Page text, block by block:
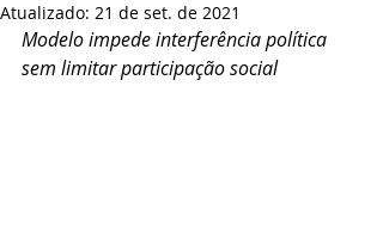
Atualizado: 21 de set. de 2021
Modelo impede interferência política
sem limitar participação social